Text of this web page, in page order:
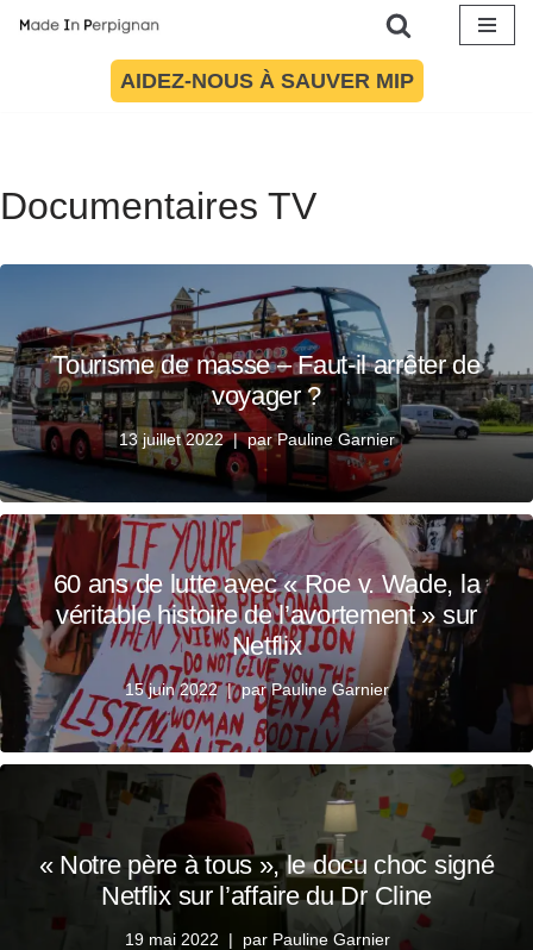
AIDEZ-NOUS À SAUVER MIP
Documentaires TV
Tourisme de masse – Faut-il arrêter de
voyager ?
13 juillet 2022 parPauline Garnier
60 ans de lutte avec « Roe v. Wade, la
véritable histoire de l’avortement » sur
Netflix
15 juin 2022 parPauline Garnier
« Notre père à tous », le docu choc signé
Netflix sur l’affaire du Dr Cline
19 mai 2022 par Pauline Garnier